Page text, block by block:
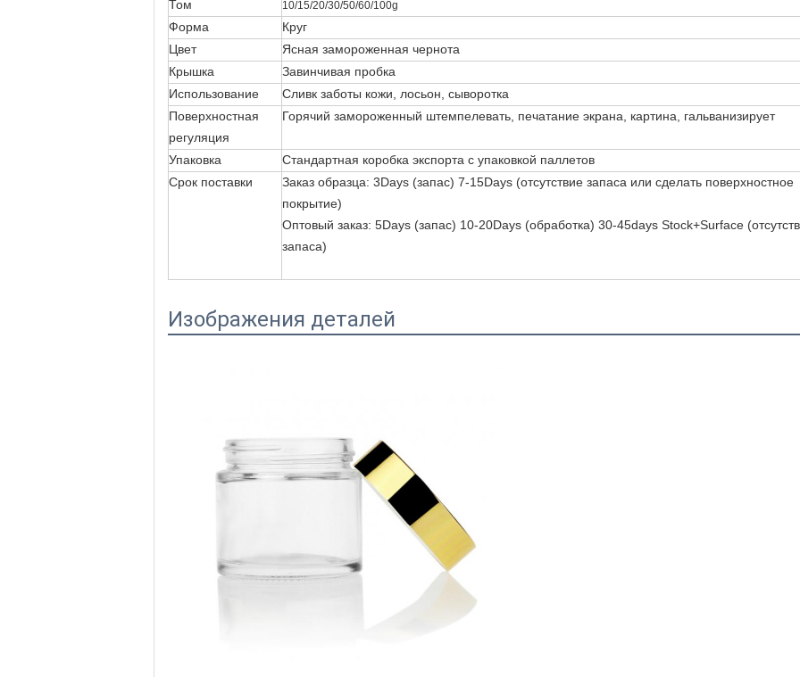
Том
10/15/20/30/50/60/100g
Форма
Круг
Цвет
Ясная замороженная чернота
Крышка
Завинчивая пробка
Использование
Сливк заботы кожи, лосьон, сыворотка
Поверхностная
регуляция
Горячий замороженный штемпелевать, печатание экрана, картина, гальванизирует
Упаковка
Стандартная коробка экспорта с упаковкой паллетов
Срок поставки
Заказ образца: 3Days (запас) 7-15Days (отсутствие запаса или сделать поверхностное
покрытие)
Оптовый заказ: 5Days (запас) 10-20Days (обработка) 30-45days Stock+Surface
запаса)
Изображения деталей